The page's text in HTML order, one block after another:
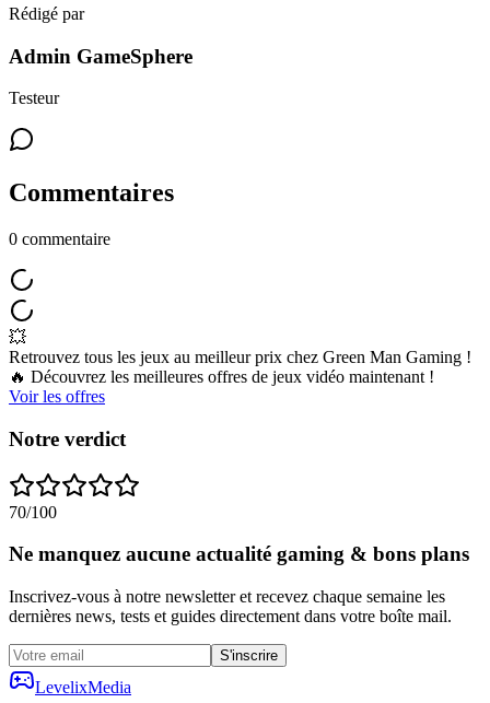
Rédigé par
Admin GameSphere
Testeur
Commentaires
0 commentaire
💥
Retrouvez tous les jeux au meilleur prix chez Green Man Gaming !
🔥 Découvrez les meilleures offres de jeux vidéo maintenant !
Voir les offres
Notre verdict
70/100
Ne manquez aucune actualité gaming & bons plans
Inscrivez-vous à notre newsletter et recevez chaque semaine les
dernières news, tests et guides directement dans votre boîte mail.
S'inscrire
LevelixMedia